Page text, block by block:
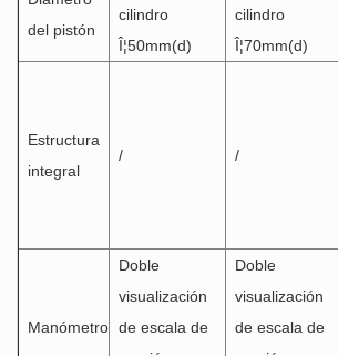
del pistón
cilindro
Î¦50mm(d)
cilindro
Î¦70mm(d)
Estructura
integral
/ /
Manómetro
Doble
visualización
de escala de
Doble
visualización
de escala de